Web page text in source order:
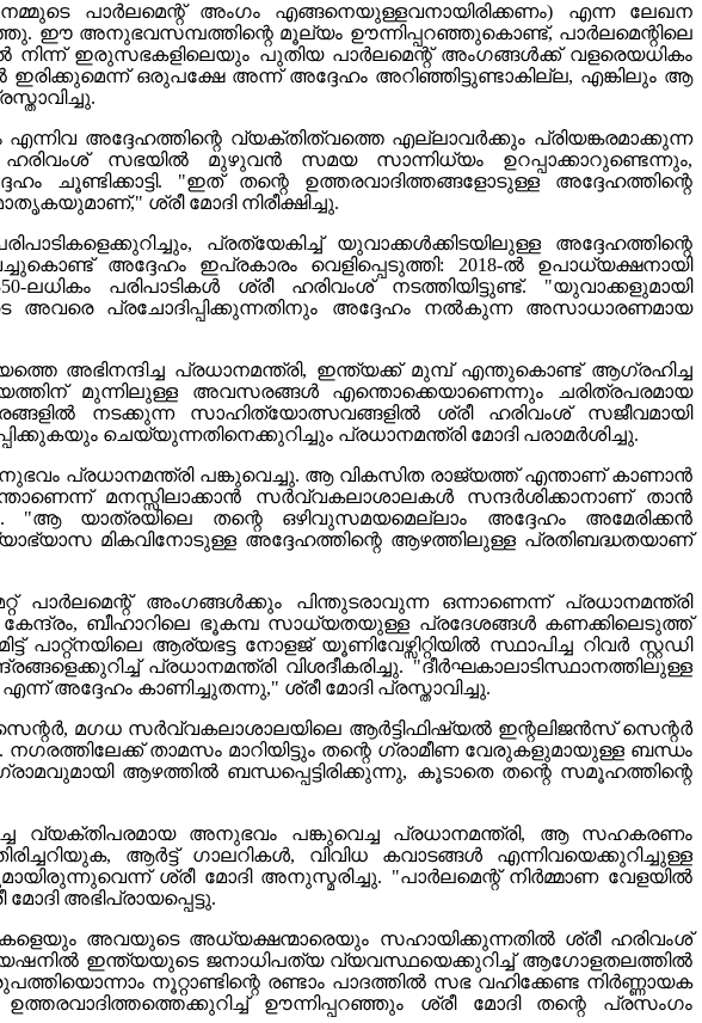
പാർലമെന്റ് അംഗം എങ്ങനെയുള്ളവനായിരിക്കണം) എന്ന ലേഖന
ഈ അനുഭവസമ്പത്തിന്റെ മൂല്യം ഊന്നിപ്പറഞ്ഞുകൊണ്ട്, പാർലമെന്റിലെ
നിന്ന് ഇരുസഭകളിലെയും പുതിയ പാർലമെന്റ് അംഗങ്ങൾക്ക് വളരെയധികം
ഒരുപക്ഷേ അന്ന് അദ്ദേഹം അറിഞ്ഞിട്ടുണ്ടാകില്ല, എങ്കിലും ആ
അദ്ദേഹത്തിന്റെ വ്യക്തിത്വത്തെ എല്ലാവർക്കും പ്രിയങ്കരമാക്കുന്ന
സഭയിൽ മുഴുവൻ സമയ സാന്നിധ്യം ഉറപ്പാക്കാറുണ്ടെന്നും,
"ഇത് തന്റെ ഉത്തരവാദിത്തങ്ങളോടുള്ള അദ്ദേഹത്തിന്റെ
ശ്രീ മോദി നിരീക്ഷിച്ചു.
പ്രത്യേകിച്ച് യുവാക്കൾക്കിടയിലുള്ള അദ്ദേഹത്തിന്റെ
അദ്ദേഹം ഇപ്രകാരം വെളിപ്പെടുത്തി: 2018-ൽ ഉപാധ്യക്ഷനായി
പരിപാടികൾ ശ്രീ ഹരിവംശ് നടത്തിയിട്ടുണ്ട്. "യുവാക്കളുമായി
അവരെ പ്രചോദിപ്പിക്കുന്നതിനും അദ്ദേഹം നൽകുന്ന അസാധാരണമായ
അഭിനന്ദിച്ച പ്രധാനമന്ത്രി, ഇന്ത്യക്ക് മുമ്പ് എന്തുകൊണ്ട് ആഗ്രഹിച്ച
മുന്നിലുള്ള അവസരങ്ങൾ എന്തൊക്കെയാണെന്നും ചരിത്രപരമായ
നടക്കുന്ന സാഹിത്യോത്സവങ്ങളിൽ ശ്രീ ഹരിവംശ് സജീവമായി
ചെയ്യുന്നതിനെക്കുറിച്ചും പ്രധാനമന്ത്രി മോദി പരാമർശിച്ചു.
പ്രധാനമന്ത്രി പങ്കുവെച്ചു. ആ വികസിത രാജ്യത്ത് എന്താണ് കാണാൻ
മനസ്സിലാക്കാൻ സർവ്വകലാശാലകൾ സന്ദർശിക്കാനാണ് താൻ
"ആ യാത്രയിലെ തന്റെ ഒഴിവുസമയമെല്ലാം അദ്ദേഹം അമേരിക്കൻ
മികവിനോടുള്ള അദ്ദേഹത്തിന്റെ ആഴത്തിലുള്ള പ്രതിബദ്ധതയാണ്
പാർലമെന്റ് അംഗങ്ങൾക്കും പിന്തുടരാവുന്ന ഒന്നാണെന്ന് പ്രധാനമന്ത്രി
ബീഹാറിലെ ഭൂകമ്പ സാധ്യതയുള്ള പ്രദേശങ്ങൾ കണക്കിലെടുത്ത്
ആര്യഭട്ട നോളജ് യൂണിവേഴ്സിറ്റിയിൽ സ്ഥാപിച്ച റിവർ സ്റ്റഡി
പ്രധാനമന്ത്രി വിശദീകരിച്ചു. "ദീർഘകാലാടിസ്ഥാനത്തിലുള്ള
അദ്ദേഹം കാണിച്ചുതന്നു," ശ്രീ മോദി പ്രസ്താവിച്ചു.
മഗധ സർവ്വകലാശാലയിലെ ആർട്ടിഫിഷ്യൽ ഇന്റലിജൻസ് സെന്റർ
താമസം മാറിയിട്ടും തന്റെ ഗ്രാമീണ വേരുകളുമായുള്ള ബന്ധം
ആഴത്തിൽ ബന്ധപ്പെട്ടിരിക്കുന്നു, കൂടാതെ തന്റെ സമൂഹത്തിന്റെ
വ്യക്തിപരമായ അനുഭവം പങ്കുവെച്ച പ്രധാനമന്ത്രി, ആ സഹകരണം
ആർട്ട് ഗാലറികൾ, വിവിധ കവാടങ്ങൾ എന്നിവയെക്കുറിച്ചുള്ള
ശ്രീ മോദി അനുസ്മരിച്ചു. "പാർലമെന്റ് നിർമ്മാണ വേളയിൽ
അഭിപ്രായപ്പെട്ടു.
അവയുടെ അധ്യക്ഷന്മാരെയും സഹായിക്കുന്നതിൽ ശ്രീ ഹരിവംശ്
ഇന്ത്യയുടെ ജനാധിപത്യ വ്യവസ്ഥയെക്കുറിച്ച് ആഗോളതലത്തിൽ
നൂറ്റാണ്ടിന്റെ രണ്ടാം പാദത്തിൽ സഭ വഹിക്കേണ്ട നിർണ്ണായക
ഊന്നിപ്പറഞ്ഞും ശ്രീ മോദി തന്റെ പ്രസംഗം